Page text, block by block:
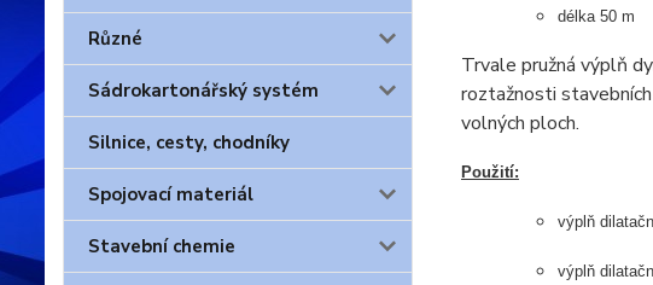
Různé
Sádrokartonářský systém
Silnice, cesty, chodníky
Spojovací materiál
Stavební chemie
délka 50 m
Trvale pružná výplň
roztažnosti
volných ploch.
Použití:
výplň
výplň